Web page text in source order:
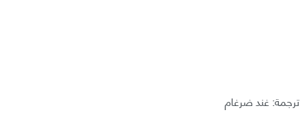
ترجمة: غند ضرغام